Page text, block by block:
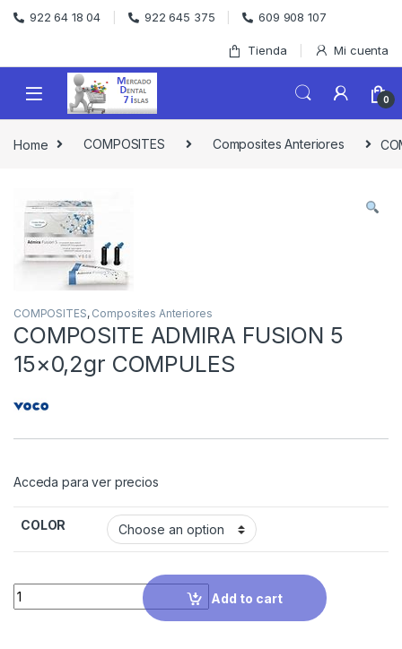
Skip to navigation
Skip to content
922 64 18 04 922 645 375 609 908 107
Tienda Mi cuenta
0
Home COMPOSITES Composites Anteriores
COMPOSITES, Composites Anteriores
COMPOSITE ADMIRA FUSION 5
15×0,2gr COMPULES
Acceda para ver precios
COLOR
Quantity
Add to cart